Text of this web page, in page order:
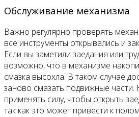
Обслуживание механизма
Важно регулярно проверять
все инструменты открывались и
Если вы заметили заедания или
возможно, что в механизме
смазка высохла. В таком случае
заново смазать подвижные части.
применять силу, чтобы открыть
так как это может привести к